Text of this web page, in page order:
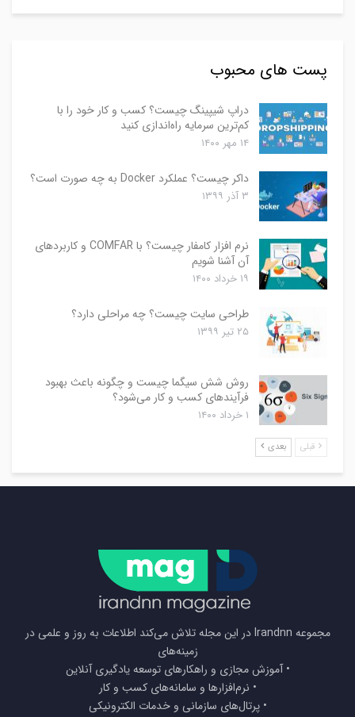
پست های محبوب
دراپ شیپینگ چیست؟ کسب و کار خود را با
کم‌ترین سرمایه راه‌اندازی کنید
۱۴ مهر ۱۴۰۰
داکر چیست؟ عملکرد Docker به چه صورت است؟
۳ آذر ۱۳۹۹
نرم افزار کامفار چیست؟ با COMFAR و کاربردهای
آن آشنا شویم
۱۹ خرداد ۱۴۰۰
طراحی سایت چیست؟ چه مراحلی دارد؟
۲۵ تیر ۱۳۹۹
روش شش سیگما چیست و چگونه باعث بهبود
فرآیندهای کسب و کار می‌شود؟
۱ خرداد ۱۴۰۰
قبلی بعدی
مجموعه Irandnn در این مجله تلاش می‌کند اطلاعات به روز و علمی در
زمینه‌های
• آموزش مجازی و راهکارهای توسعه یادگیری آنلاین
• نرم‌افزارها و سامانه‌های کسب و کار
• پرتال‌های سازمانی و خدمات الکترونیکی